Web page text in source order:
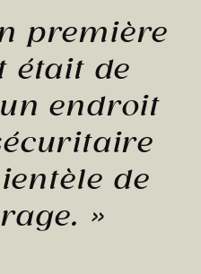
première
était de
endroit
de
»